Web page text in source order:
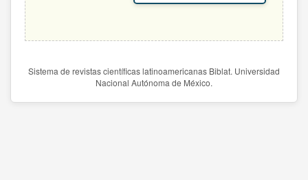
Sistema de revistas científicas latinoamericanas Biblat. Universidad
Nacional Autónoma de México.